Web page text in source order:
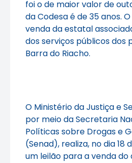
foi o de maior valor de
da Codesa é de 35 anos.
venda da estatal
dos serviços públicos dos
Barra do Riacho.
O Ministério da Justiça e
por meio da Secretaria
Políticas sobre Drogas e
(Senad), realiza, no dia 18
um leilão para a venda do